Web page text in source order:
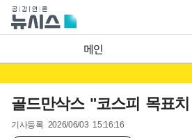
메인
골드만삭스 "코스피 목표
기사등록 2026/06/03 15:16:16